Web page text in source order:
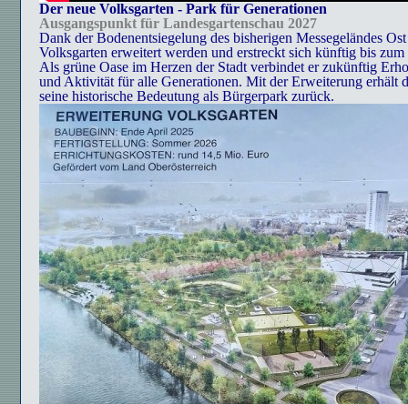
Der neue Volksgarten - Park für Generationen
Ausgangspunkt für Landesgartenschau 2027
Dank der Bodenentsiegelung des bisherigen Messegeländes
Volksgarten erweitert werden und erstreckt sich künftig bis zum
Als grüne Oase im Herzen der Stadt verbindet er zukünftig
und Aktivität für alle Generationen. Mit der Erweiterung erhält
seine historische Bedeutung als Bürgerpark zurück.